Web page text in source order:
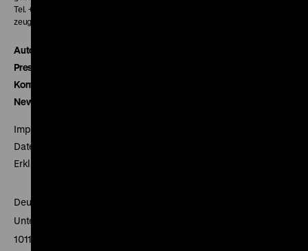
Tel. + 49 30 20304-770
zeughauskino@dhm.de
Autor*innen
Presse
Kontakt
Newsletter
Impressum
Datenschutz
Erklärung digitale Barrierefreiheit
Deutsches Historisches Museum
Unter den Linden 2
10117 Berlin